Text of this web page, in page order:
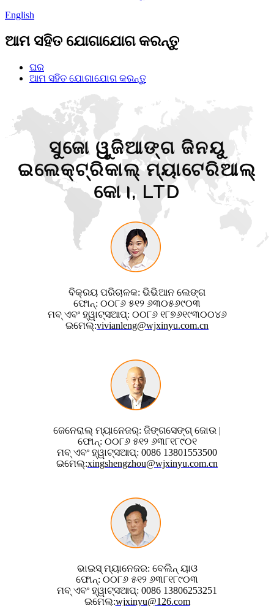
English
ଆମ ସହିତ ଯୋଗାଯୋଗ କରନ୍ତୁ
ଘର
ଆମ ସହିତ ଯୋଗାଯୋଗ କରନ୍ତୁ
ସୁଜୋ ୱୁଜିଆଙ୍ଗ ଜିନୟୁ
ଇଲେକ୍ଟ୍ରିକାଲ୍ ମ୍ୟାଟେରିଆଲ୍
କୋ।, LTD
ବିକ୍ରୟ ପରିଚାଳକ: ଭିଭିଆନ ଲେଙ୍ଗ
ଫୋନ୍: ୦୦୮୬ ୫୧୨ ୬୩୦୫୬୯୦୩
ମବ୍ ଏବଂ ହ୍ୱାଟ୍ସଆପ୍: ୦୦୮୬ ୧୮୭୬୧୯୩୦୦୪୬
ଇମେଲ୍:vivianleng@wjxinyu.com.cn
ଜେନେରାଲ୍ ମ୍ୟାନେଜର୍: ଜିଙ୍ଗସେଙ୍ଗ୍ ଜୋଉ |
ଫୋନ୍: ୦୦୮୬ ୫୧୨ ୬୩୮୧୮୯୦୧
ମବ୍ ଏବଂ ହ୍ୱାଟ୍ସଆପ୍: 0086 13801553500
ଇମେଲ୍:xingshengzhou@wjxinyu.com.cn
ଭାଇସ୍ ମ୍ୟାନେଜର: ବେଲିନ୍ ୟାଓ
ଫୋନ୍: ୦୦୮୬ ୫୧୨ ୬୩୮୧୮୯୦୩
ମବ୍ ଏବଂ ହ୍ୱାଟ୍ସଆପ୍: 0086 13806253251
ଇମେଲ୍:wjxinyu@126.com